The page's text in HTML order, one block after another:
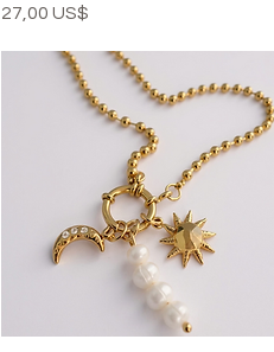
Precio
27,00 US$